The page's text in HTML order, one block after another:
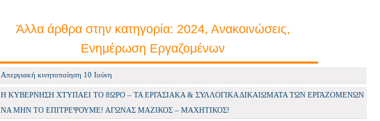
Άλλα άρθρα στην κατηγορία: 2024, Ανακοινώσεις,
Ενημέρωση Εργαζομένων
Απεργιακή κινητοποίηση 10 Ιούνη
Η ΚΥΒΕΡΝΗΣΗ ΧΤΥΠΑΕΙ ΤΟ 8ΩΡΟ – ΤΑ ΕΡΓΑΣΙΑΚΑ & ΣΥΛΛΟΓΙΚΑ ΔΙΚΑΙΩΜΑΤΑ ΤΩΝ ΕΡΓΑΖΟΜΕΝΩΝ
ΝΑ ΜΗΝ ΤΟ ΕΠΙΤΡΕΨΟΥΜΕ! ΑΓΩΝΑΣ ΜΑΖΙΚΟΣ – ΜΑΧΗΤΙΚΟΣ!